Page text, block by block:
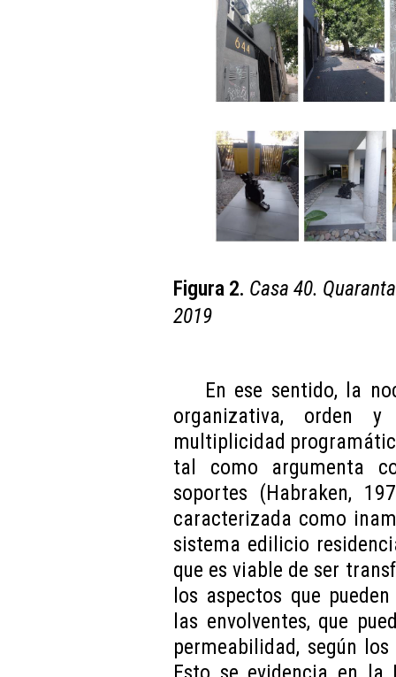
Figura 2. Casa 40.
2019
En ese sentido, la
organizativa, orden
multiplicidad
tal como argumenta
soportes (Habraken,
caracterizada como
sistema edilicio
que es viable de ser
los aspectos que
las envolventes, que
permeabilidad, según